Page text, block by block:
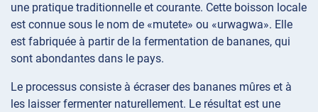
une pratique traditionnelle et courante. Cette boisson locale
est connue sous le nom de «mutete» ou «urwagwa». Elle
est fabriquée à partir de la fermentation de bananes, qui
sont abondantes dans le pays.
Le processus consiste à écraser des bananes mûres et à
les laisser fermenter naturellement. Le résultat est une